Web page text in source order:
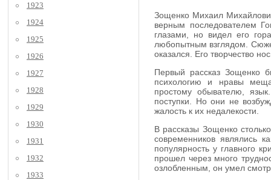
1923
1924
1925
1926
1927
1928
1929
1930
1931
1932
1933
Зощенко Михаил
верным последователем
глазами, но видел его
любопытным взглядом.
оказался. Его творчество
Первый рассказ Зощенко
психологию и нравы
простому обывателю,
поступки. Но они не
жалость к их недалекости.
В рассказы Зощенко
современников являлись
популярность у главного
прошел через много
озлобленным, он умел